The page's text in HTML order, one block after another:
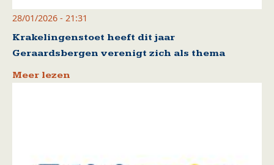
28/01/2026 - 21:31
Krakelingenstoet heeft dit jaar
Geraardsbergen verenigt zich als thema
Meer lezen